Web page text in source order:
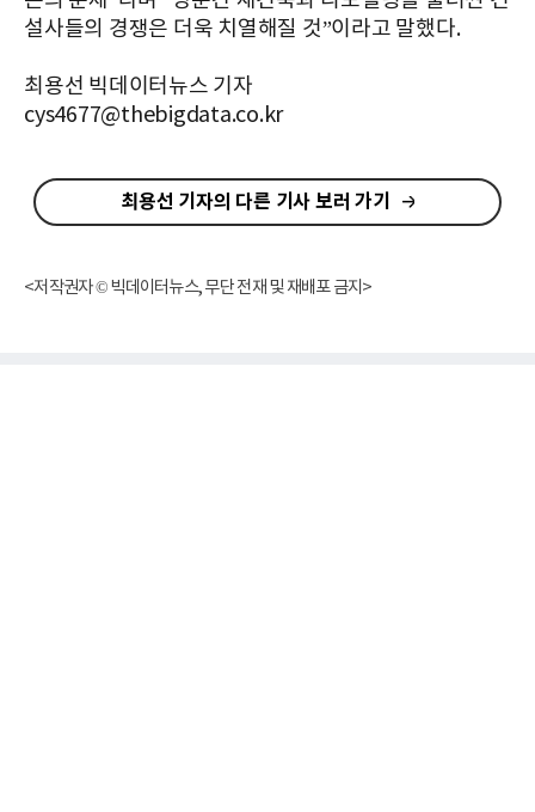
설사들의 경쟁은 더욱 치열해질 것”이라고 말했다.
최용선 빅데이터뉴스 기자
cys4677@thebigdata.co.kr
최용선 기자의 다른 기사 보러 가기
<저작권자 © 빅데이터뉴스, 무단 전재 및 재배포 금지>